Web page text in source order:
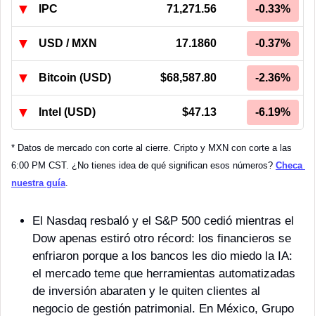
▼ IPC 71,271.56 -0.33%
▼ USD / MXN 17.1860 -0.37%
▼ Bitcoin (USD) $68,587.80 -2.36%
▼ Intel (USD) $47.13 -6.19%
* Datos de mercado con corte al cierre. Cripto y MXN con corte a las
6:00 PM CST. ¿No tienes idea de qué significan esos números? Checa
nuestra guía
El Nasdaq resbaló y el S&P 500 cedió mientras el
Dow apenas estiró otro récord: los financieros se
enfriaron porque a los bancos les dio miedo la IA:
el mercado teme que herramientas automatizadas
de inversión abaraten y le quiten clientes al
negocio de gestión patrimonial. En México, Grupo